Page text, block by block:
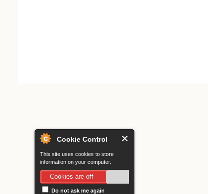
Cookie Control
This site uses cookies to store
information on your computer.
Cookies are off
Do not ask me again